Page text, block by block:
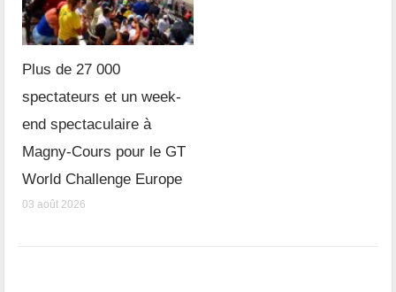
Plus de 27 000
spectateurs et un week-
end spectaculaire à
Magny-Cours pour le GT
World Challenge Europe
03 août 2026